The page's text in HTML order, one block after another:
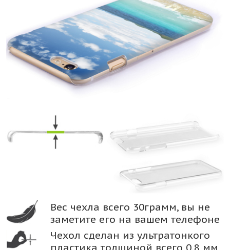
Вес чехла всего 30грамм, вы не
заметите его на вашем телефоне
Чехол сделан из ультратонкого
пластика толщиной всего 0.8 мм